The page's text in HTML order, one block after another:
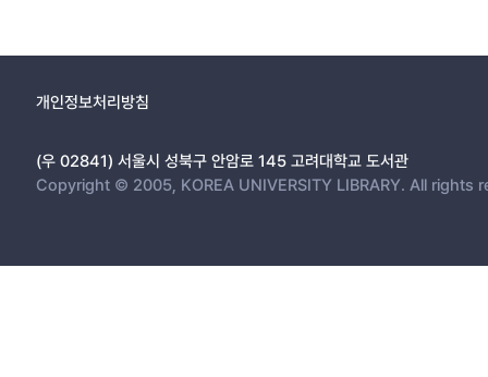
개인정보처리방침
(우 02841) 서울시 성북구 안암로 145 고려대학교 도서관
Copyright © 2005, KOREA UNIVERSITY LIBRARY. All rights